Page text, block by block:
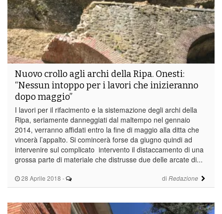
28 Aprile 2018 - di Redazione
Nuovo crollo agli archi della Ripa. Onesti:
“Nessun intoppo per i lavori che inizieranno
dopo maggio”
I lavori per il rifacimento e la sistemazione degli archi della
Ripa, seriamente danneggiati dal maltempo nel gennaio
2014, verranno affidati entro la fine di maggio alla ditta che
vincerà l’appalto. Si comincerà forse da giugno quindi ad
intervenire sul complicato intervento il distaccamento di una
grossa parte di materiale che distrusse due delle arcate di...